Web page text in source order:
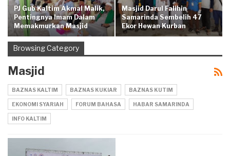
PJ Gub Kaltim Akmal Malik,
Pentingnya Imam Dalam
Memakmurkan Masjid
Masjid Darul Falihin
Samarinda Sembelih 47
Ekor Hewan Kurban
Browsing Category
Masjid
BAZNAS KALTIM BAZNAS KUKIAR BAZNAS KUTIM
EKONOMI SYARIAH FORUM BAHASA HABAR SAMARINDA
INFO KALTIM